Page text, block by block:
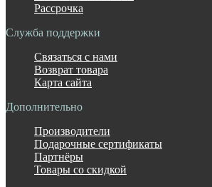
Рассрочка
Служба поддержки
Связаться с нами
Возврат товара
Карта сайта
Дополнительно
Производители
Подарочные сертификаты
Партнёры
Товары со скидкой